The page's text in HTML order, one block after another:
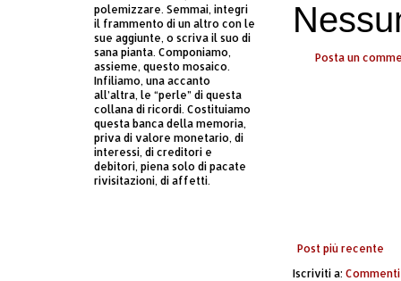
Posta un
Post più recente
Iscriviti a:
polemizzare. Semmai, integri
il frammento di un altro con le
sue aggiunte, o scriva il suo di
sana pianta. Componiamo,
assieme, questo mosaico.
Infiliamo, una accanto
all’altra, le “perle” di questa
collana di ricordi. Costituiamo
questa banca della memoria,
priva di valore monetario, di
interessi, di creditori e
debitori, piena solo di pacate
rivisitazioni, di affetti.